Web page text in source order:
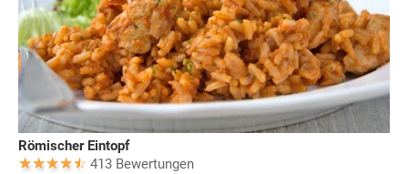
Römischer Eintopf
413 Bewertungen